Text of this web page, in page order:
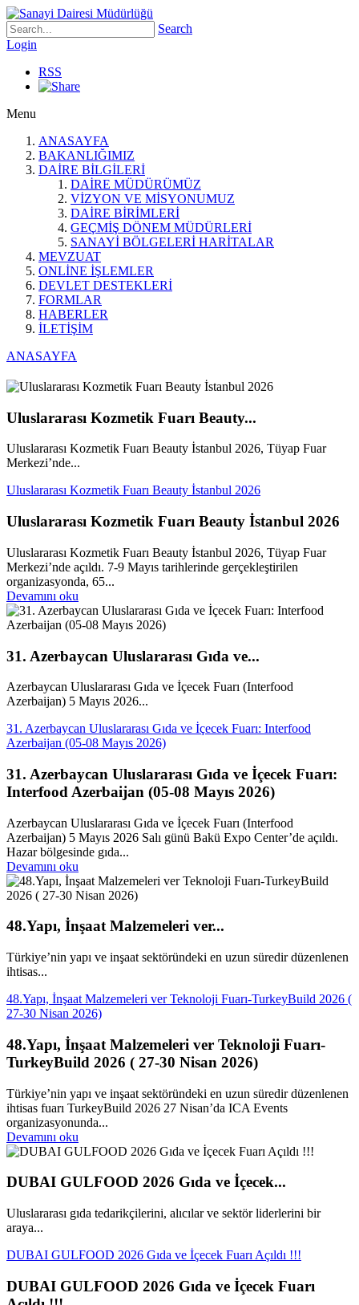
Search
Login
RSS
Menu
ANASAYFA
BAKANLIĞIMIZ
DAİRE BİLGİLERİ
DAİRE MÜDÜRÜMÜZ
VİZYON VE MİSYONUMUZ
DAİRE BİRİMLERİ
GEÇMİŞ DÖNEM MÜDÜRLERİ
SANAYİ BÖLGELERİ HARİTALAR
MEVZUAT
ONLİNE İŞLEMLER
DEVLET DESTEKLERİ
FORMLAR
HABERLER
İLETİŞİM
ANASAYFA
Uluslararası Kozmetik Fuarı Beauty...
Uluslararası Kozmetik Fuarı Beauty İstanbul 2026, Tüyap Fuar
Merkezi’nde...
Uluslararası Kozmetik Fuarı Beauty İstanbul 2026
Uluslararası Kozmetik Fuarı Beauty İstanbul 2026
Uluslararası Kozmetik Fuarı Beauty İstanbul 2026, Tüyap Fuar
Merkezi’nde açıldı. 7-9 Mayıs tarihlerinde gerçekleştirilen
organizasyonda, 65...
Devamını oku
31. Azerbaycan Uluslararası Gıda ve...
Azerbaycan Uluslararası Gıda ve İçecek Fuarı (Interfood
Azerbaijan) 5 Mayıs 2026...
31. Azerbaycan Uluslararası Gıda ve İçecek Fuarı: Interfood
Azerbaijan (05-08 Mayıs 2026)
31. Azerbaycan Uluslararası Gıda ve İçecek Fuarı:
Interfood Azerbaijan (05-08 Mayıs 2026)
Azerbaycan Uluslararası Gıda ve İçecek Fuarı (Interfood
Azerbaijan) 5 Mayıs 2026 Salı günü Bakü Expo Center’de açıldı.
Hazar bölgesinde gıda...
Devamını oku
48.Yapı, İnşaat Malzemeleri ver...
Türkiye’nin yapı ve inşaat sektöründeki en uzun süredir düzenlenen
ihtisas...
48.Yapı, İnşaat Malzemeleri ver Teknoloji Fuarı-TurkeyBuild 2026 (
27-30 Nisan 2026)
48.Yapı, İnşaat Malzemeleri ver Teknoloji Fuarı-
TurkeyBuild 2026 ( 27-30 Nisan 2026)
Türkiye’nin yapı ve inşaat sektöründeki en uzun süredir düzenlenen
ihtisas fuarı TurkeyBuild 2026 27 Nisan’da ICA Events
organizasyonunda...
Devamını oku
DUBAI GULFOOD 2026 Gıda ve İçecek...
Uluslararası gıda tedarikçilerini, alıcılar ve sektör liderlerini bir
araya...
DUBAI GULFOOD 2026 Gıda ve İçecek Fuarı Açıldı !!!
DUBAI GULFOOD 2026 Gıda ve İçecek Fuarı